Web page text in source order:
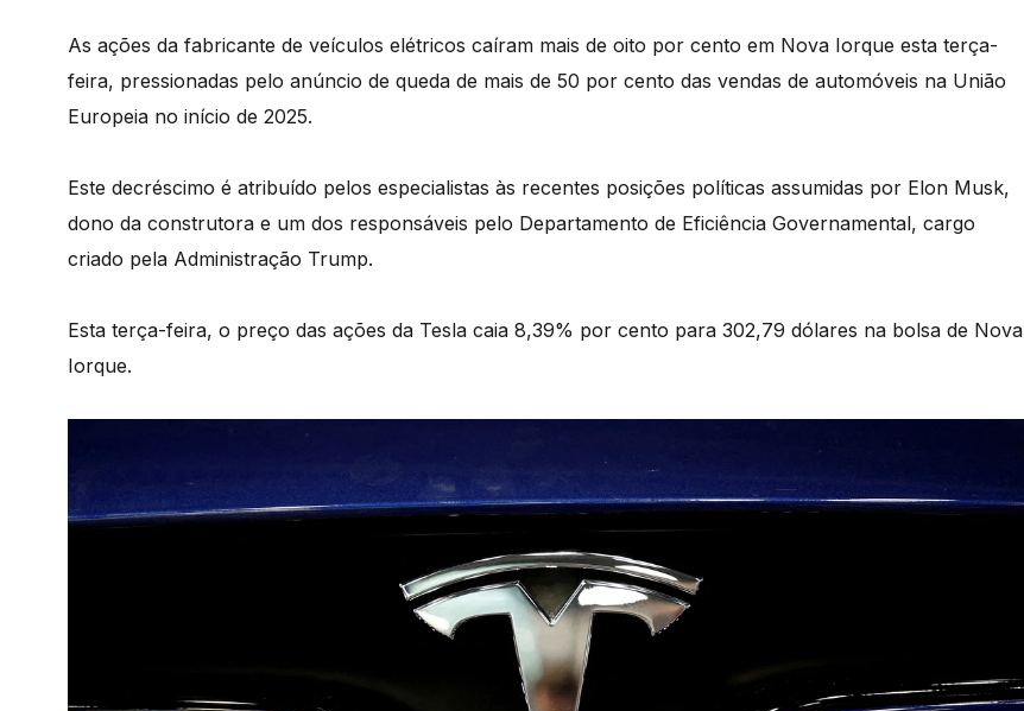
As ações da fabricante de veículos elétricos caíram mais de oito por cento em Nova Iorque esta terça-
feira, pressionadas pelo anúncio de queda de mais de 50 por cento das vendas de automóveis na União
Europeia no início de 2025.
Este decréscimo é atribuído pelos especialistas às recentes posições políticas assumidas por Elon Musk,
dono da construtora e um dos responsáveis pelo Departamento de Eficiência Governamental, cargo
criado pela Administração Trump.
Esta terça-feira, o preço das ações da Tesla caia 8,39% por cento para 302,79 dólares na bolsa de Nova
Iorque.